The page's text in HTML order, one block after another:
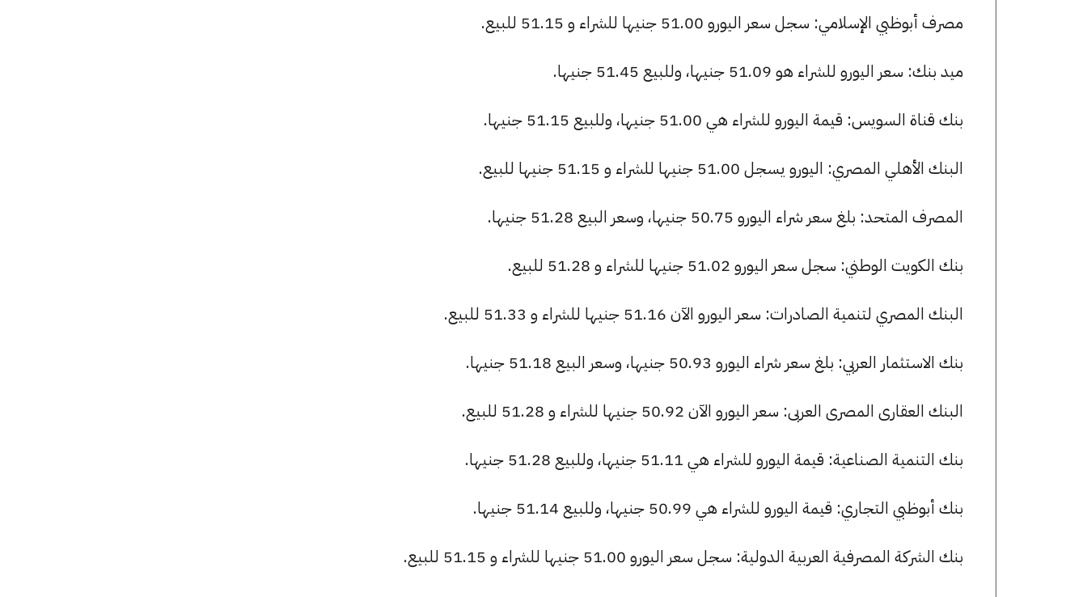
مصرف أبوظبي الإسلامي: سجل سعر اليورو 51.00 جنيها للشراء و 51.15 للبيع.
ميد بنك: سعر اليورو للشراء هو 51.09 جنيها، وللبيع 51.45 جنيها.
بنك قناة السويس: قيمة اليورو للشراء هي 51.00 جنيها، وللبيع 51.15 جنيها.
البنك الأهلي المصري: اليورو يسجل 51.00 جنيها للشراء و 51.15 جنيها للبيع.
المصرف المتحد: بلغ سعر شراء اليورو 50.75 جنيها، وسعر البيع 51.28 جنيها.
بنك الكويت الوطني: سجل سعر اليورو 51.02 جنيها للشراء و 51.28 للبيع.
البنك المصري لتنمية الصادرات: سعر اليورو الآن 51.16 جنيها للشراء و 51.33 للبيع.
بنك الاستثمار العربي: بلغ سعر شراء اليورو 50.93 جنيها، وسعر البيع 51.18 جنيها.
البنك العقارى المصرى العربى: سعر اليورو الآن 50.92 جنيها للشراء و 51.28 للبيع.
بنك التنمية الصناعية: قيمة اليورو للشراء هي 51.11 جنيها، وللبيع 51.28 جنيها.
بنك أبوظبي التجاري: قيمة اليورو للشراء هي 50.99 جنيها، وللبيع 51.14 جنيها.
بنك الشركة المصرفية العربية الدولية: سجل سعر اليورو 51.00 جنيها للشراء و 51.15 للبيع.